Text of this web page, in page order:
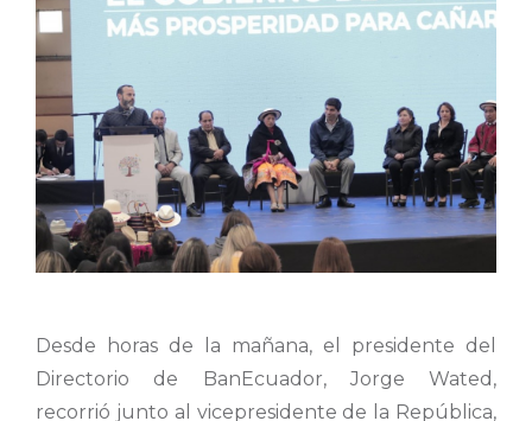
Desde horas de la mañana, el presidente del
Directorio de BanEcuador, Jorge Wated,
recorrió junto al vicepresidente de la República,